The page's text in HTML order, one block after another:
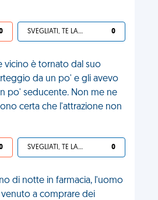
SVEGLIATI, TE LA SEI CERCATA! 0
vicino è tornato dal suo
da un po' e gli avevo
po' seducente. Non me ne
certa che l'attrazione non
SVEGLIATI, TE LA SEI CERCATA! 0
di notte in farmacia, l'uomo
a comprare dei